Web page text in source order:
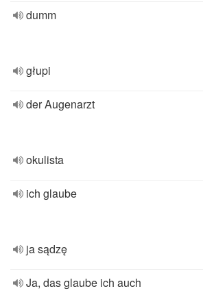
dumm
głupi
der Augenarzt
okulista
ich glaube
ja sądzę
Ja, das glaube ich auch